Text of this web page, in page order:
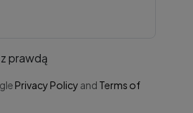
prawdą
Privacy Policy and Terms of